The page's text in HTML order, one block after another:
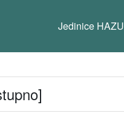
Jedinice HAZU